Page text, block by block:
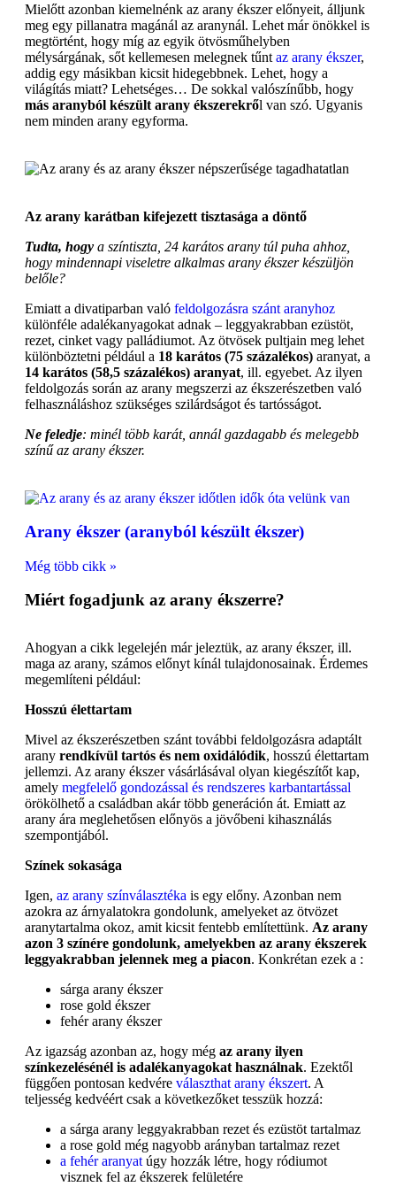
Mielőtt azonban kiemelnénk az arany ékszer előnyeit, álljunk
meg egy pillanatra magánál az aranynál. Lehet már önökkel is
megtörtént, hogy míg az egyik ötvösműhelyben
mélysárgának, sőt kellemesen melegnek tűnt az arany ékszer,
addig egy másikban kicsit hidegebbnek. Lehet, hogy a
világítás miatt? Lehetséges… De sokkal valószínűbb, hogy
más aranyból készült arany ékszerekről van szó. Ugyanis
nem minden arany egyforma.
Az arany karátban kifejezett tisztasága a döntő
Tudta, hogy a színtiszta, 24 karátos arany túl puha ahhoz,
hogy mindennapi viseletre alkalmas arany ékszer készüljön
belőle?
Emiatt a divatiparban való feldolgozásra szánt aranyhoz
különféle adalékanyagokat adnak – leggyakrabban ezüstöt,
rezet, cinket vagy palládiumot. Az ötvösek pultjain meg lehet
különböztetni például a 18 karátos (75 százalékos) aranyat, a
14 karátos (58,5 százalékos) aranyat, ill. egyebet. Az ilyen
feldolgozás során az arany megszerzi az ékszerészetben való
felhasználáshoz szükséges szilárdságot és tartósságot.
Ne feledje: minél több karát, annál gazdagabb és melegebb
színű az arany ékszer.
Arany ékszer (aranyból készült ékszer)
Még több cikk »
Miért fogadjunk az arany ékszerre?
Ahogyan a cikk legelején már jeleztük, az arany ékszer, ill.
maga az arany, számos előnyt kínál tulajdonosainak. Érdemes
megemlíteni például:
Hosszú élettartam
Mivel az ékszerészetben szánt további feldolgozásra adaptált
arany rendkívül tartós és nem oxidálódik, hosszú élettartam
jellemzi. Az arany ékszer vásárlásával olyan kiegészítőt kap,
amely megfelelő gondozással és rendszeres karbantartással
örökölhető a családban akár több generáción át. Emiatt az
arany ára meglehetősen előnyös a jövőbeni kihasználás
szempontjából.
Színek sokasága
Igen, az arany színválasztéka is egy előny. Azonban nem
azokra az árnyalatokra gondolunk, amelyeket az ötvözet
aranytartalma okoz, amit kicsit fentebb említettünk. Az arany
azon 3 színére gondolunk, amelyekben az arany ékszerek
leggyakrabban jelennek meg a piacon. Konkrétan ezek a :
sárga arany ékszer
rose gold ékszer
fehér arany ékszer
Az igazság azonban az, hogy még az arany ilyen
színkezelésénél is adalékanyagokat használnak. Ezektől
függően pontosan kedvére választhat arany ékszert. A
teljesség kedvéért csak a következőket tesszük hozzá:
a sárga arany leggyakrabban rezet és ezüstöt tartalmaz
a rose gold még nagyobb arányban tartalmaz rezet
a fehér aranyat úgy hozzák létre, hogy ródiumot
visznek fel az ékszerek felületére